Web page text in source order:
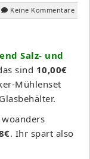
Keine Kommentare
Salz- und
sind 10,00€
Mühlenset
. Ihr spart also